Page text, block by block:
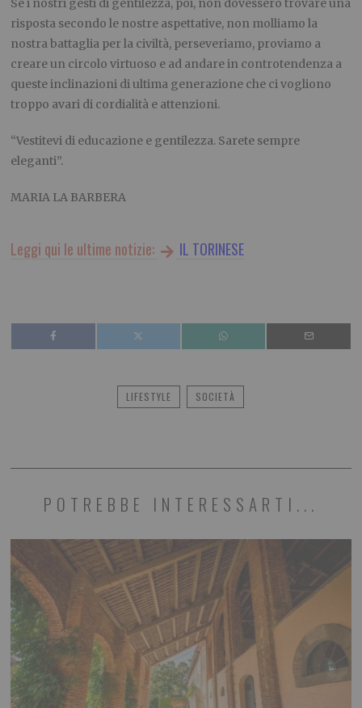
Se i nostri gesti di gentilezza, poi, non dovessero trovare una
risposta secondo le nostre aspettative, non molliamo la
nostra battaglia per la civiltà, perseveriamo, proviamo a
creare un circolo virtuoso e ad andare in controtendenza a
queste inclinazioni di ultima generazione che ci vogliono
troppo avari di cordialità e attenzioni.
“Vestitevi di educazione e gentilezza. Sarete sempre
eleganti”.
MARIA LA BARBERA
Leggi qui le ultime notizie: IL TORINESE
LIFESTYLE SOCIETÀ
POTREBBE INTERESSARTI...